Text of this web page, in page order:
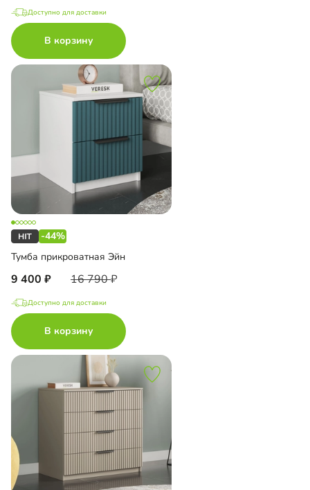
Доступно для доставки
В корзину
-44%
Тумба прикроватная Эйн
9 400 16 790
Доступно для доставки
В корзину